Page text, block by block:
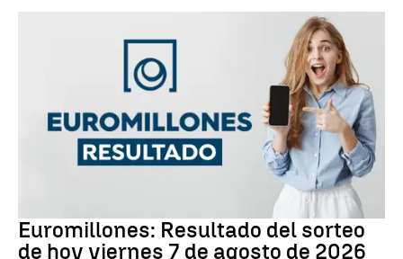
Euromillones: Resultado del sorteo
de hoy viernes 7 de agosto de 2026